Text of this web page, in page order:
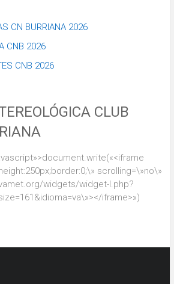
CN BURRIANA 2026
CNB 2026
CNB 2026
CLUB
scrolling=\»no\»
widgets/widget-l.php?
iframe>»)